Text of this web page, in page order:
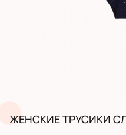
ЖЕНСКИЕ ТРУСИКИ